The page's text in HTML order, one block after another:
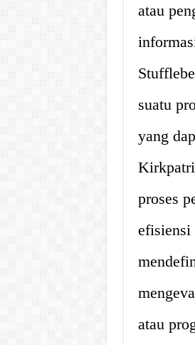
atau
suatu
yang
proses
efisiensi
atau